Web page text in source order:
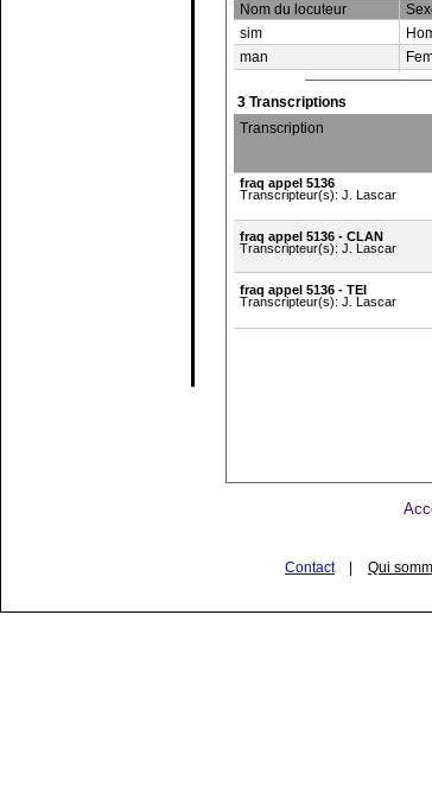
Nom du locuteur
sim
man
3 Transcriptions
Transcription
fraq appel 5136
Transcripteur(s): J. Lascar
fraq appel 5136 - CLAN
Transcripteur(s): J. Lascar
fraq appel 5136 - TEI
Transcripteur(s): J. Lascar
Contact| Qui